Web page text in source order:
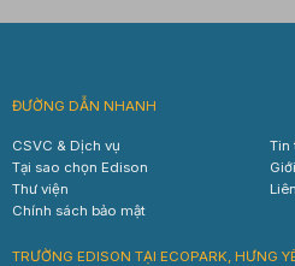
ĐƯỜNG DẪN NHANH
CSVC & Dịch vụ
Tin
Tại sao chọn Edison
Thư viện
Chính sách bảo mật
TRƯỜNG EDISON TẠI ECOPARK, HƯNG